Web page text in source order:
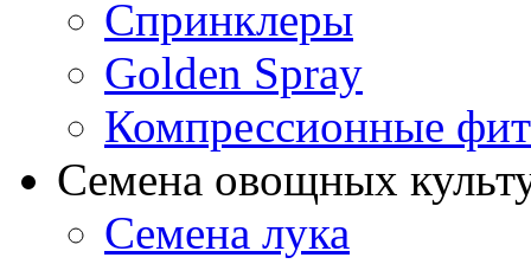
Спринклеры
Golden Spray
Компрессионные
Семена овощных
Семена лука